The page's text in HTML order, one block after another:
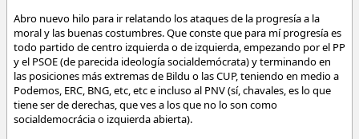
Abro nuevo hilo para ir relatando los ataques de la progresía a la
moral y las buenas costumbres. Que conste que para mí progresía es
todo partido de centro izquierda o de izquierda, empezando por el PP
y el PSOE (de parecida ideología socialdemócrata) y terminando en
las posiciones más extremas de Bildu o las CUP, teniendo en medio a
Podemos, ERC, BNG, etc, etc e incluso al PNV (sí, chavales, es lo que
tiene ser de derechas, que ves a los que no lo son como
socialdemocrácia o izquierda abierta).